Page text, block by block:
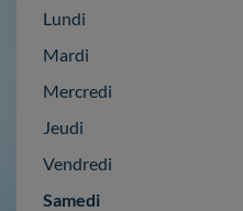
Lundi
Mardi
Mercredi
Jeudi
Vendredi
Samedi